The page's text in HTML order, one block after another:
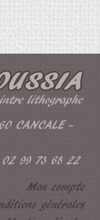
CANCALE -
99 73 68 22
Mon compte
générales